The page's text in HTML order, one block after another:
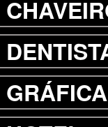
GRÁFICA